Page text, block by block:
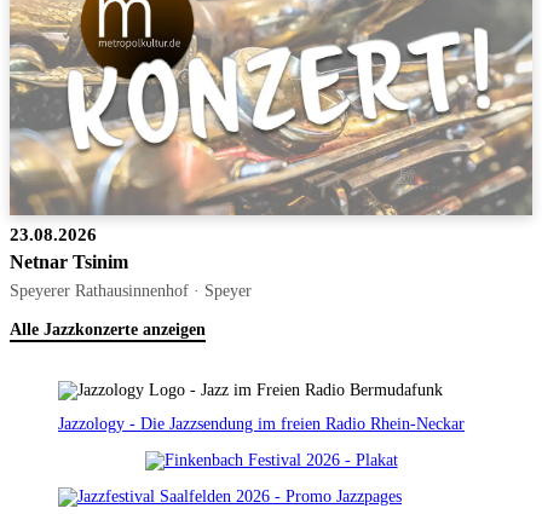
23.08.2026
Netnar Tsinim
Speyerer Rathausinnenhof · Speyer
Alle Jazzkonzerte anzeigen
Jazzology - Die Jazzsendung im freien Radio Rhein-Neckar